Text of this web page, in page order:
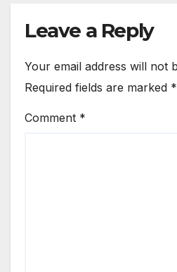
Leave a Reply
Your email address will not
Required fields are marked *
Comment *